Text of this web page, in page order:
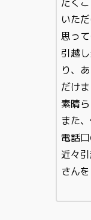
いた
思っ
引越
り、
だけ
素晴ら
また
電話
近々
さん